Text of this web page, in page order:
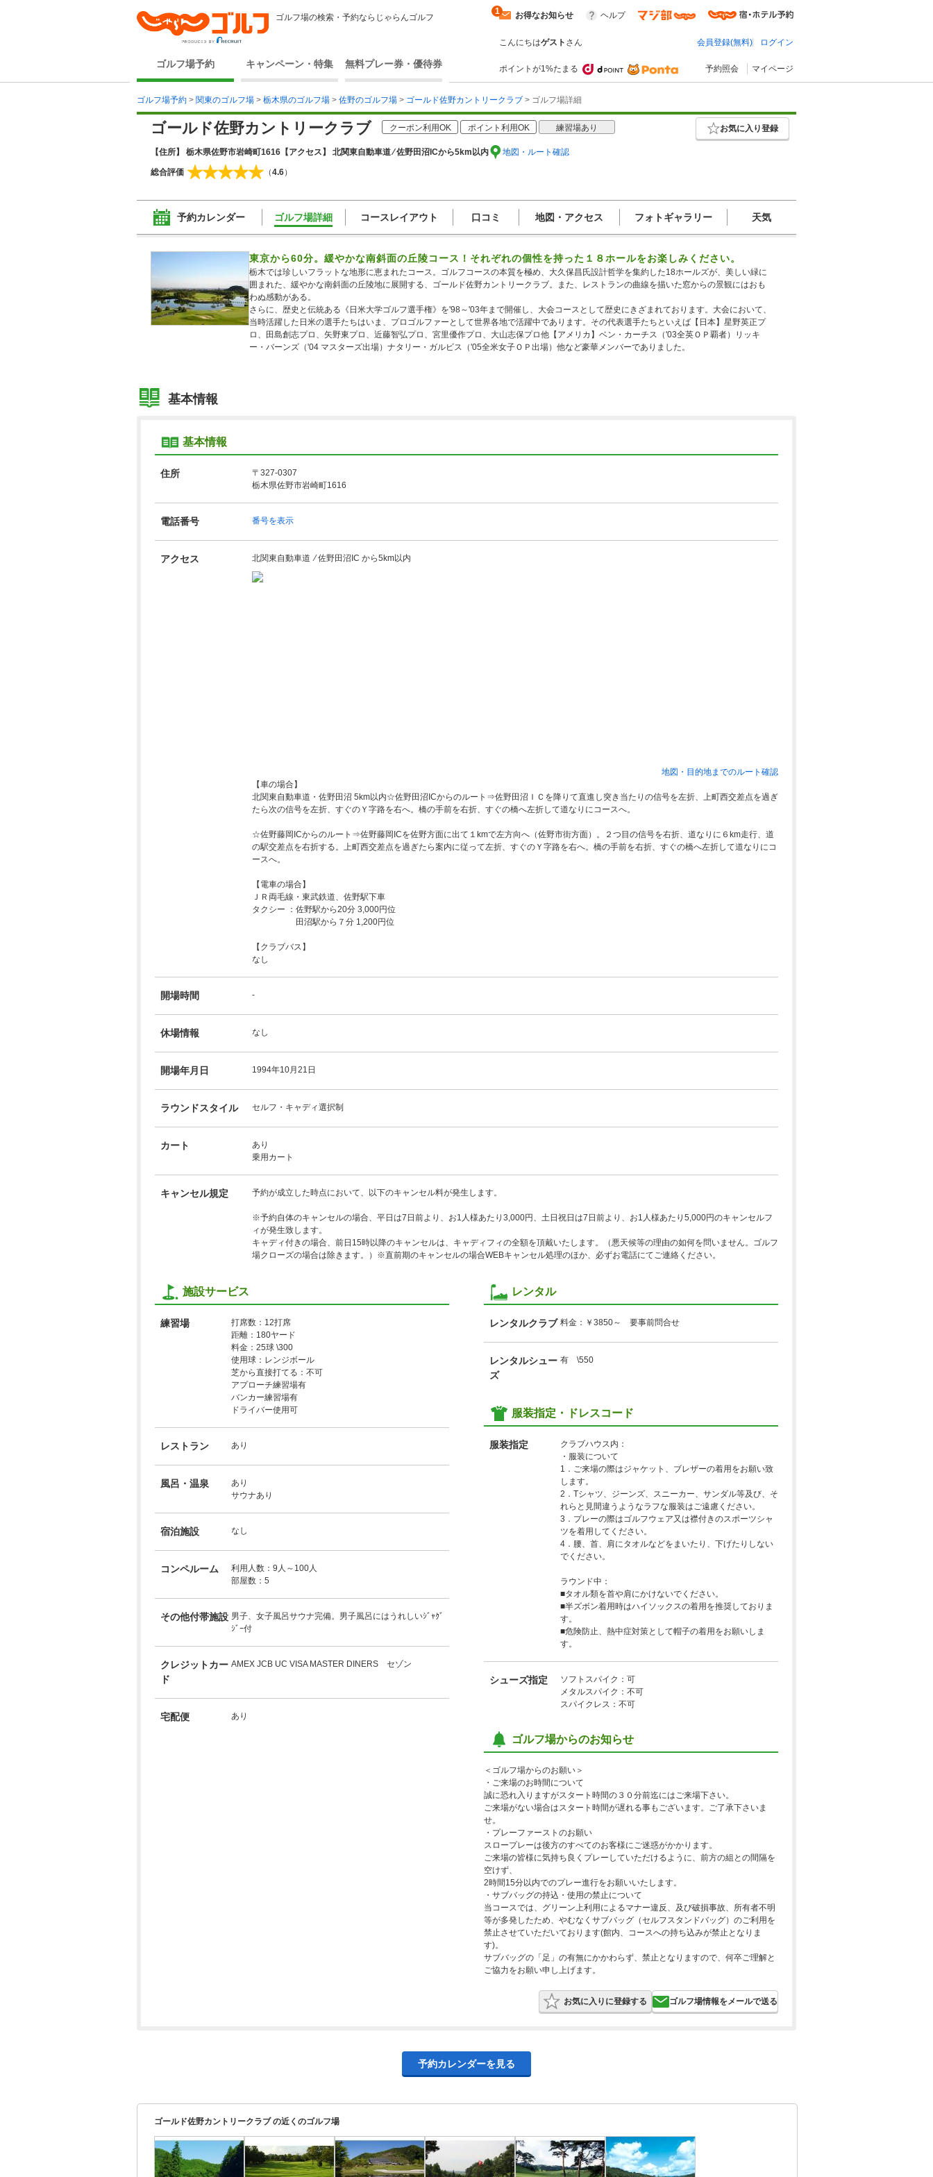
ゴルフ場の検索・予約ならじゃらんゴルフ
ゴルフ場予約 キャンペーン・特集 無料プレー券・優待券
お得なお知らせ
1 ヘルプ
こんにちはゲスト さん 会員登録(無料) ログイン
ポイントが1%たまる 予約照会 マイページ
ゴルフ場予約 > 関東のゴルフ場 > 栃木県のゴルフ場 > 佐野のゴルフ場 > ゴールド佐野カントリークラブ > ゴルフ場詳細
ゴールド佐野カントリークラブ クーポン利用OK ポイント利用OK 練習場あり お気に入り登録
【住所】 栃木県佐野市岩崎町1616 【アクセス】 北関東自動車道 ⁄ 佐野田沼ICから5km以内 地図・ルート確認
総合評価 （4.6）
予約カレンダー ゴルフ場詳細 コースレイアウト 口コミ 地図・アクセス フォトギャラリー 天気
東京から60分。緩やかな南斜面の丘陵コース！それぞれの個性を持った１８ホールをお楽しみください。
栃木では珍しいフラットな地形に恵まれたコース。ゴルフコースの本質を極め、大久保昌氏設計哲学を集約した18ホールズが、美しい緑に
囲まれた、緩やかな南斜面の丘陵地に展開する、ゴールド佐野カントリークラブ。また、レストランの曲線を描いた窓からの景観にはおも
わぬ感動がある。
さらに、歴史と伝統ある《日米大学ゴルフ選手権》を'98～'03年まで開催し、大会コースとして歴史にきざまれております。大会において、
当時活躍した日米の選手たちはいま、プロゴルファーとして世界各地で活躍中であります。その代表選手たちといえば【日本】星野英正プ
ロ、田島創志プロ、矢野東プロ、近藤智弘プロ、宮里優作プロ、大山志保プロ他【アメリカ】ベン・カーチス（'03全英ＯＰ覇者）リッキ
ー・バーンズ（'04 マスターズ出場）ナタリー・ガルビス（'05全米女子ＯＰ出場）他など豪華メンバーでありました。
基本情報
基本情報
住所
〒327-0307
栃木県佐野市岩崎町1616
電話番号 番号を表示
アクセス 北関東自動車道 ⁄ 佐野田沼IC から5km以内
地図・目的地までのルート確認
【車の場合】
北関東自動車道・佐野田沼 5km以内☆佐野田沼ICからのルート⇒佐野田沼ＩＣを降りて直進し突き当たりの信号を左折、上町西交差点を過ぎ
たら次の信号を左折、すぐのＹ字路を右へ。橋の手前を右折、すぐの橋へ左折して道なりにコースへ。
☆佐野藤岡ICからのルート⇒佐野藤岡ICを佐野方面に出て１kmで左方向へ（佐野市街方面）。２つ目の信号を右折、道なりに６km走行、道
の駅交差点を右折する。上町西交差点を過ぎたら案内に従って左折、すぐのＹ字路を右へ。橋の手前を右折、すぐの橋へ左折して道なりにコ
ースへ。
【電車の場合】
ＪＲ両毛線・東武鉄道、佐野駅下車
タクシー ：佐野駅から20分 3,000円位
田沼駅から７分 1,200円位
【クラブバス】
なし
開場時間 -
休場情報 なし
開場年月日 1994年10月21日
ラウンドスタイル セルフ・キャディ選択制
カート
あり
乗用カート
キャンセル規定 予約が成立した時点において、以下のキャンセル料が発生します。
※予約自体のキャンセルの場合、平日は7日前より、お1人様あたり3,000円、土日祝日は7日前より、お1人様あたり5,000円のキャンセルフ
ィが発生致します。
キャディ付きの場合、前日15時以降のキャンセルは、キャディフィの全額を頂戴いたします。（悪天候等の理由の如何を問いません。ゴルフ
場クローズの場合は除きます。）※直前期のキャンセルの場合WEBキャンセル処理のほか、必ずお電話にてご連絡ください。
施設サービス
練習場
打席数：12打席
距離：180ヤード
料金：25球 \300
使用球：レンジボール
芝から直接打てる：不可
アプローチ練習場有
バンカー練習場有
ドライバー使用可
レストラン あり
風呂・温泉
あり
サウナあり
宿泊施設 なし
コンペルーム
利用人数：9人～100人
部屋数：5
その他付帯施設 男子、女子風呂サウナ完備。男子風呂にはうれしいｼﾞｬｸﾞ
ｼﾞｰ付
クレジットカー
ド
AMEX JCB UC VISA MASTER DINERS セゾン
宅配便 あり
レンタル
レンタルクラブ 料金：￥3850～ 要事前問合せ
レンタルシュー
ズ
有 \550
服装指定・ドレスコード
服装指定
クラブハウス内：
・服装について
1．ご来場の際はジャケット、ブレザーの着用をお願い致
します。
2．Tシャツ、ジーンズ、スニーカー、サンダル等及び、そ
れらと見間違うようなラフな服装はご遠慮ください。
3．プレーの際はゴルフウェア又は襟付きのスポーツシャ
ツを着用してください。
4．腰、首、肩にタオルなどをまいたり、下げたりしない
でください。
ラウンド中：
■タオル類を首や肩にかけないでください。
■半ズボン着用時はハイソックスの着用を推奨しておりま
す。
■危険防止、熱中症対策として帽子の着用をお願いしま
す。
シューズ指定
ソフトスパイク：可
メタルスパイク：不可
スパイクレス：不可
ゴルフ場からのお知らせ
＜ゴルフ場からのお願い＞
・ご来場のお時間について
誠に恐れ入りますがスタート時間の３０分前迄にはご来場下さい。
ご来場がない場合はスタート時間が遅れる事もございます。ご了承下さいま
せ。
・プレーファーストのお願い
スロープレーは後方のすべてのお客様にご迷惑がかかります。
ご来場の皆様に気持ち良くプレーしていただけるように、前方の組との間隔を
空けず、
2時間15分以内でのプレー進行をお願いいたします。
・サブバッグの持込・使用の禁止について
当コースでは、グリーン上利用によるマナー違反、及び破損事故、所有者不明
等が多発したため、やむなくサブバッグ（セルフスタンドバッグ）のご利用を
禁止させていただいております(館内、コースへの持ち込みが禁止となりま
す)。
サブバッグの「足」の有無にかかわらず、禁止となりますので、何卒ご理解と
ご協力をお願い申し上げます。
お気に入りに登録する ゴルフ場情報をメールで送る
予約カレンダーを見る
ゴールド佐野カントリークラブ の近くのゴルフ場